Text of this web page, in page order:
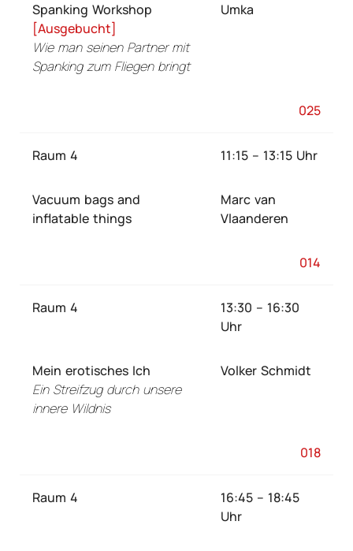
Spanking Workshop
[Ausgebucht]
Wie man seinen Partner mit
Spanking zum Fliegen bringt
Umka
025
Raum 4 11:15 – 13:15 Uhr
Vacuum bags and
inflatable things
Marc van
Vlaanderen
014
Raum 4
13:30 – 16:30
Uhr
Mein erotisches Ich
Ein Streifzug durch unsere
innere Wildnis
Volker Schmidt
018
Raum 4
16:45 – 18:45
Uhr